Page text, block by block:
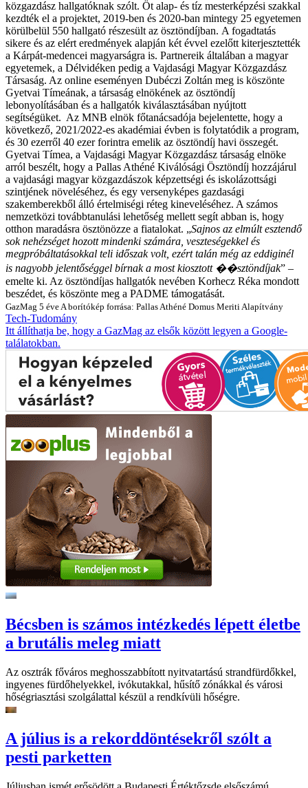
közgazdász hallgatóknak szólt. Öt alap- és tíz mesterképzési szakkal
kezdték el a projektet, 2019-ben és 2020-ban mintegy 25 egyetemen
körülbelül 550 hallgató részesült az ösztöndíjban. A fogadtatás
sikere és az elért eredmények alapján két évvel ezelőtt kiterjesztették
a Kárpát-medencei magyarságra is. Partnereik általában a magyar
egyetemek, a Délvidéken pedig a Vajdasági Magyar Közgazdász
Társaság. Az online eseményen Dubéczi Zoltán meg is köszönte
Gyetvai Tímeának, a társaság elnökének az ösztöndíj
lebonyolításában és a hallgatók kiválasztásában nyújtott
segítségüket. Az MNB elnök főtanácsadója bejelentette, hogy a
következő, 2021/2022-es akadémiai évben is folytatódik a program,
és 30 ezerről 40 ezer forintra emelik az ösztöndíj havi összegét.
Gyetvai Tímea, a Vajdasági Magyar Közgazdász társaság elnöke
arról beszélt, hogy a Pallas Athéné Kiválósági Ösztöndíj hozzájárul
a vajdasági magyar közgazdászok képzettségi és iskolázottsági
szintjének növeléséhez, és egy versenyképes gazdasági
szakemberekből álló értelmiségi réteg kineveléséhez. A számos
nemzetközi továbbtanulási lehetőség mellett segít abban is, hogy
otthon maradásra ösztönözze a fiatalokat. „Sajnos az elmúlt esztendő
sok nehézséget hozott mindenki számára, veszteségekkel és
megpróbáltatásokkal teli időszak volt, ezért talán még az eddiginél
is nagyobb jelentőséggel bírnak a most kiosztott ��sztöndíjak” –
emelte ki. Az ösztöndíjas hallgatók nevében Korhecz Réka mondott
beszédet, és köszönte meg a PADME támogatását.
GazMag 5 éve A borítókép forrása: Pallas Athéné Domus Meriti Alapítvány
Tech-Tudomány
Itt állíthatja be, hogy a GazMag az elsők között legyen a Google-
találatokban.
Bécsben is számos intézkedés lépett életbe
a brutális meleg miatt
Az osztrák főváros meghosszabbított nyitvatartású strandfürdőkkel,
ingyenes fürdőhelyekkel, ivókutakkal, hűsítő zónákkal és városi
hőségriasztási szolgálattal készül a rendkívüli hőségre.
A július is a rekorddöntésekről szólt a
pesti parketten